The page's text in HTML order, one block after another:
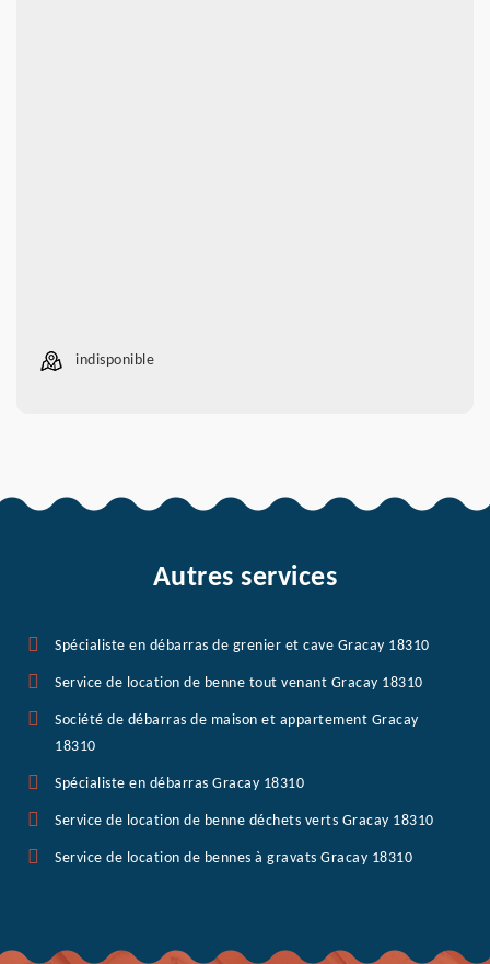
indisponible
Autres services
Spécialiste en débarras de grenier et cave Gracay 18310
Service de location de benne tout venant Gracay 18310
Société de débarras de maison et appartement Gracay
18310
Spécialiste en débarras Gracay 18310
Service de location de benne déchets verts Gracay 18310
Service de location de bennes à gravats Gracay 18310